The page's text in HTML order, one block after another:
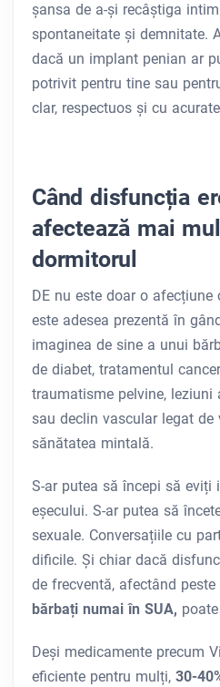
șansa de a-și recâștiga
spontaneitate și demnitate.
dacă un implant penian ar
potrivit pentru tine sau
clar, respectuos și cu
Când disfuncția
afectează mai
dormitorul
DE nu este doar o afecțiune
este adesea prezentă în
imaginea de sine a unui
de diabet, tratamentul
traumatisme pelvine, leziuni
sau declin vascular legat de
sănătatea mintală.
S-ar putea să începi să eviți
eșecului. S-ar putea să
sexuale. Conversațiile cu
dificile. Și chiar dacă
de frecventă, afectând peste
bărbați numai în SUA,
Deși medicamente precum
eficiente pentru mulți, 30-